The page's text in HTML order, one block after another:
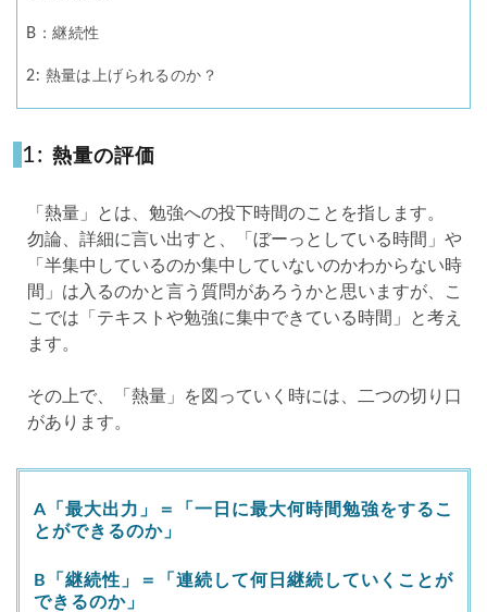
B：継続性
2: 熱量は上げられるのか？
1: 熱量の評価
「熱量」とは、勉強への投下時間のことを指します。
勿論、詳細に言い出すと、「ぼーっとしている時間」や
「半集中しているのか集中していないのかわからない時
間」は入るのかと言う質問があろうかと思いますが、こ
こでは「テキストや勉強に集中できている時間」と考え
ます。
その上で、「熱量」を図っていく時には、二つの切り口
があります。
A「最大出力」＝「一日に最大何時間勉強をするこ
とができるのか」
B「継続性」＝「連続して何日継続していくことが
できるのか」